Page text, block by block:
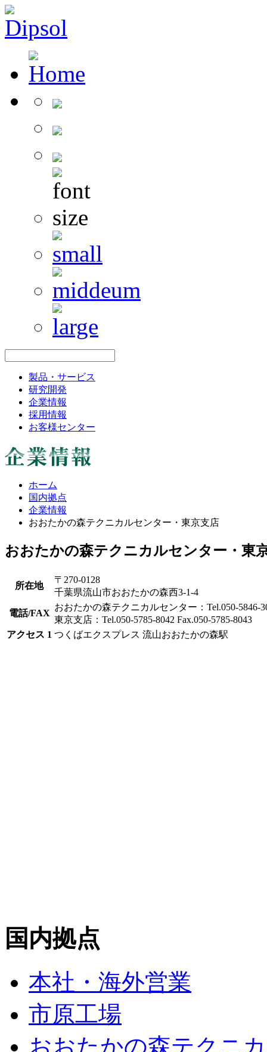
製品・サービス
研究開発
企業情報
採用情報
お客様センター
ホーム
国内拠点
企業情報
おおたかの森テクニカルセンター・東京支店
おおたかの森テクニカルセンター・東
所在地
〒270-0128
千葉県流山市おおたかの森西3-1-4
電話/FAX
おおたかの森テクニカルセンター：Tel.050-5846-
東京支店：Tel.050-5785-8042 Fax.050-5785-8043
アクセス 1 つくばエクスプレス 流山おおたかの森駅
国内拠点
本社・海外営業
市原工場
おおたかの森テクニ